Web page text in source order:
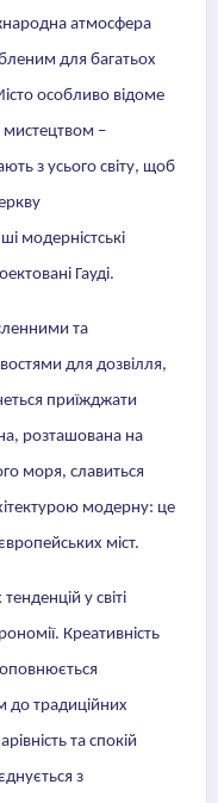
атмосфера
для багатьох
особливо відоме
мистецтвом –
з усього світу, щоб
модерністські
Гауді.
та
для дозвілля,
приїжджати
розташована на
моря, славиться
модерну: це
міст.
у світі
Креативність
до традиційних
та спокій
з